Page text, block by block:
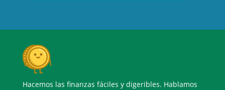
Hacemos las finanzas fáciles y digeribles. Hablamos